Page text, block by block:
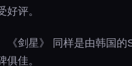
好评。
《剑星》 同样是由韩国
俱佳。